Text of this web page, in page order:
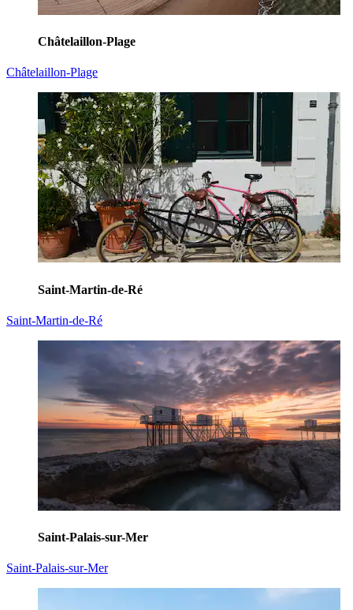
Châtelaillon-Plage
Châtelaillon-Plage
Saint-Martin-de-Ré
Saint-Martin-de-Ré
Saint-Palais-sur-Mer
Saint-Palais-sur-Mer